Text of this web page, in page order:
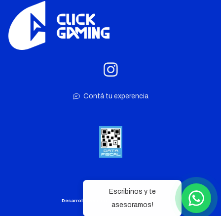
Contá tu experencia
Desarrollo web por
Escribinos y te
asesoramos!